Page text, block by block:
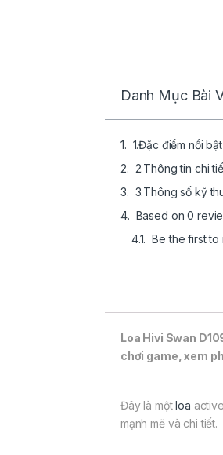
Danh Mục Bài
1.Đặc điểm nổi bật
2.Thông tin chi
3.Thông số kỹ
Based on 0
Be the first to
Loa Hivi Swan
chơi game, xem
Đây là mộtloa
mạnh mẽ và chi tiết.